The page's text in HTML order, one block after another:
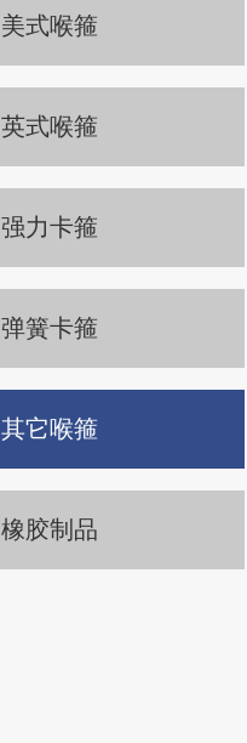
美式喉箍
英式喉箍
强力卡箍
弹簧卡箍
其它喉箍
橡胶制品